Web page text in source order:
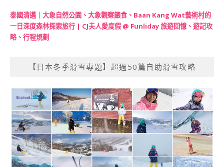
泰國清邁｜大象自然公園、大象觀察餵食、Baan Kang Wat藝術村的
一日深度森林探索旅行 | CJ夫人愛度假 @ Funliday 旅遊回憶、遊記攻
略、行程規劃
【日本冬季滑雪專題】超過50篇自助滑雪攻略